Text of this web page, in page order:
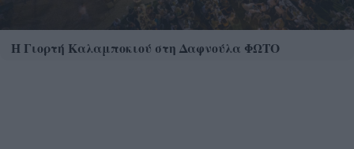
Η Γιορτή Καλαμποκιού στη Δαφνούλα ΦΩΤΟ